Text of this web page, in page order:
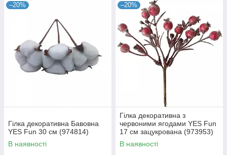
–20%
Гілка декоративна Бавовна
YES Fun 30 см (974814)
В наявності
–20%
Гілка декоративна з
червоними ягодами YES Fun
17 см зацукрована (973953)
В наявності